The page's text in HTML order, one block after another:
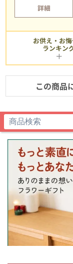
詳細
お供え・お
ランキン
この商品